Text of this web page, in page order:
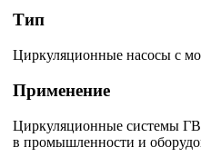
Тип
Циркуляционные насосы с
Применение
Циркуляционные системы
в промышленности и